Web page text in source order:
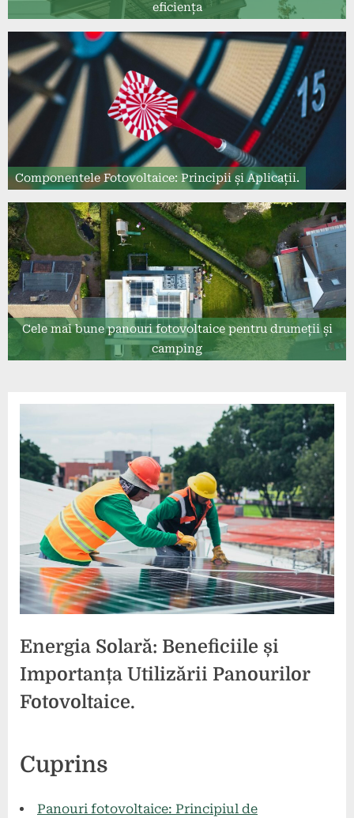
eficiența
Componentele Fotovoltaice: Principii și Aplicații.
Cele mai bune panouri fotovoltaice pentru drumeții și
camping
Energia Solară: Beneficiile și
Importanța Utilizării Panourilor
Fotovoltaice.
on
mai
Cuprins
Panouri fotovoltaice: Principiul de